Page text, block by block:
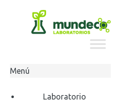
Menú
Laboratorio